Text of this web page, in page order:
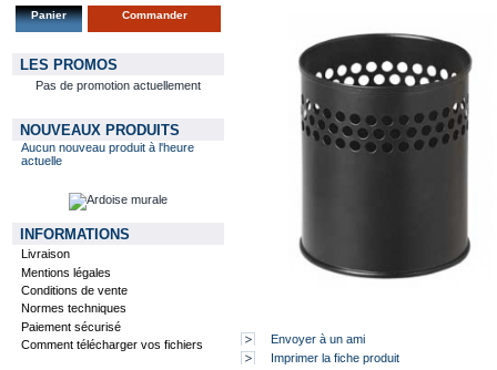
Panier Commander
LES PROMOS
Pas de promotion actuellement
NOUVEAUX PRODUITS
Aucun nouveau produit à l'heure
actuelle
INFORMATIONS
Livraison
Mentions légales
Conditions de vente
Normes techniques
Paiement sécurisé
Comment télécharger vos fichiers
Envoyer à un ami
Imprimer la fiche produit